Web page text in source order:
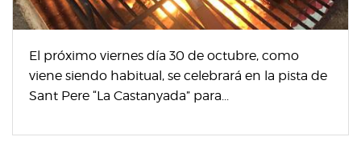
El próximo viernes día 30 de octubre, como
viene siendo habitual, se celebrará en la pista de
Sant Pere “La Castanyada” para...